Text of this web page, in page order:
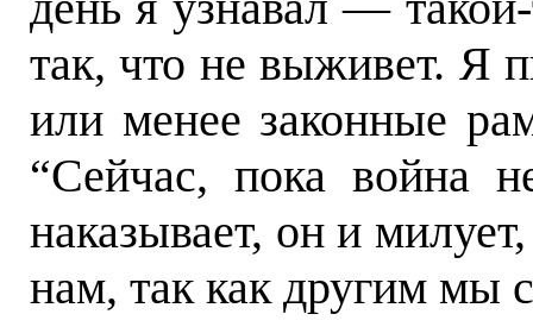
так, что не выживет. Я
или менее законные
“Сейчас, пока война
наказывает, он и
нам, так как другим мы